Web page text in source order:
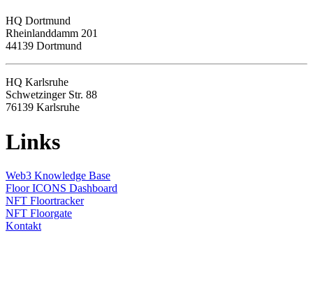
HQ Dortmund
Rheinlanddamm 201
44139 Dortmund
HQ Karlsruhe
Schwetzinger Str. 88
76139 Karlsruhe
Links
Web3 Knowledge Base
Floor ICONS Dashboard
NFT Floortracker
NFT Floorgate
Kontakt